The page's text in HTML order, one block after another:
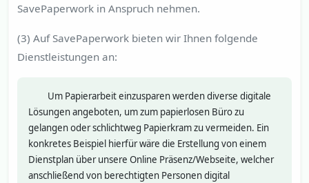
SavePaperwork in Anspruch nehmen.
(3) Auf SavePaperwork bieten wir Ihnen folgende
Dienstleistungen an:
Um Papierarbeit einzusparen werden diverse digitale
Lösungen angeboten, um zum papierlosen Büro zu
gelangen oder schlichtweg Papierkram zu vermeiden. Ein
konkretes Beispiel hierfür wäre die Erstellung von einem
Dienstplan über unsere Online Präsenz/Webseite, welcher
anschließend von berechtigten Personen digital